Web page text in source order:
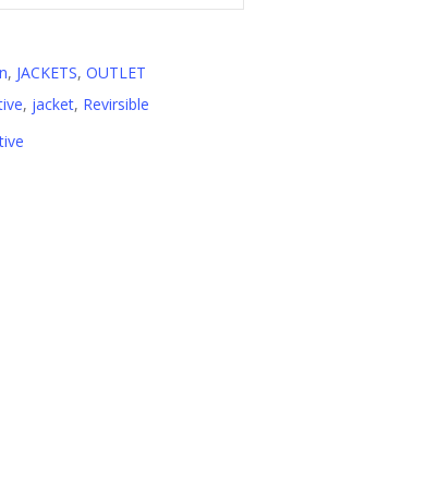
, JACKETS, OUTLET
, jacket, Revirsible